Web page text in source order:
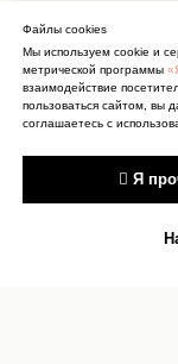
Файлы cookies
Мы используем cookie и
метрической программы
взаимодействие
пользоваться сайтом, вы
соглашаетесь с
 Я